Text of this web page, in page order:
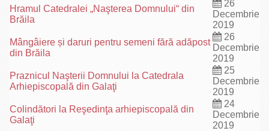
Hramul Catedralei „Naşterea Domnului“ din
Brăila
26
Decembrie
2019
Mângâiere și daruri pentru semeni fără adăpost
din Brăila
26
Decembrie
2019
Praznicul Naşterii Domnului la Catedrala
Arhiepiscopală din Galaţi
25
Decembrie
2019
Colindători la Reşedinţa arhiepiscopală din
Galaţi
24
Decembrie
2019